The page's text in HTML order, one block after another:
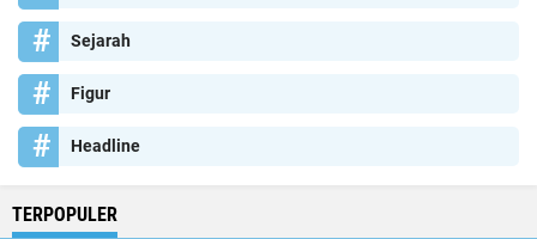
Sejarah
Figur
Headline
TERPOPULER